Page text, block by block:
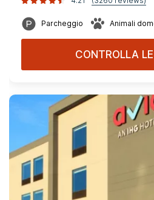
Parcheggio Animali
CONTROLLA